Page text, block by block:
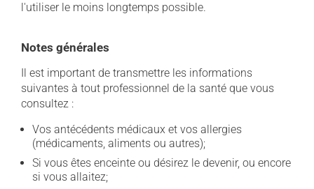
l'utiliser le moins longtemps possible.
Notes générales
Il est important de transmettre les informations
suivantes à tout professionnel de la santé que vous
consultez :
Vos antécédents médicaux et vos allergies
(médicaments, aliments ou autres);
Si vous êtes enceinte ou désirez le devenir, ou encore
si vous allaitez;